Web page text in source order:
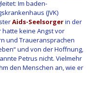
Im baden-
(JVK)
Aids-Seelsorgerin der
hatte keine Angst vor
und Traueransprachen
und von der Hoffnung,
Petrus nicht. Vielmehr
den Menschen an, wie er